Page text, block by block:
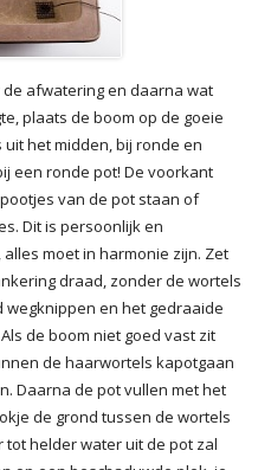
afwatering en daarna wat
plaats de boom op de goeie
het midden, bij ronde en
een ronde pot! De voorkant
van de pot staan of
Dit is persoonlijk en
moet in harmonie zijn. Zet
draad, zonder de wortels
wegknippen en het gedraaide
de boom niet goed vast zit
de haarwortels kapotgaan
Daarna de pot vullen met het
de grond tussen de wortels
helder water uit de pot zal